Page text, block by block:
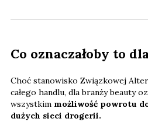
Co oznaczałoby to
Choć stanowisko Związkowej
całego handlu, dla branży beauty
wszystkim możliwość powrotu
dużych sieci drogerii.